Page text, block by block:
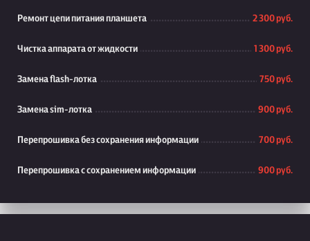
Ремонт цепи питания планшета 2 300 руб.
Чистка аппарата от жидкости 1 300 руб.
Замена flash-лотка 750 руб.
Замена sim-лотка 900 руб.
Перепрошивка без сохранения информации 700 руб.
Перепрошивка с сохранением информации 900 руб.